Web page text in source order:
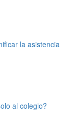
la asistencia
al colegio?